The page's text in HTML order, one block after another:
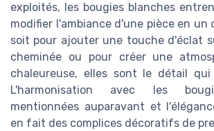
exploités, les bougies blanches
modifier l'ambiance d'une pièce en un
soit pour ajouter une touche d'éclat
cheminée ou pour créer une
chaleureuse, elles sont le détail
L'harmonisation avec les
mentionnées auparavant et
en fait des complices décoratifs de